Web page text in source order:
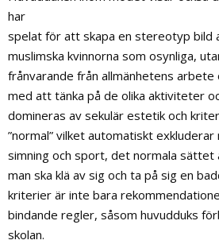
har
spelat för att skapa en stereotyp bild
muslimska kvinnorna som osynliga,
frånvarande från allmänhetens arbete
med att tänka på de olika aktiviteter
domineras av sekulär estetik och
”normal” vilket automatiskt exkluderar
simning och sport, det normala
man ska klä av sig och ta på sig en
kriterier är inte bara
bindande regler, såsom huvudduks
skolan.